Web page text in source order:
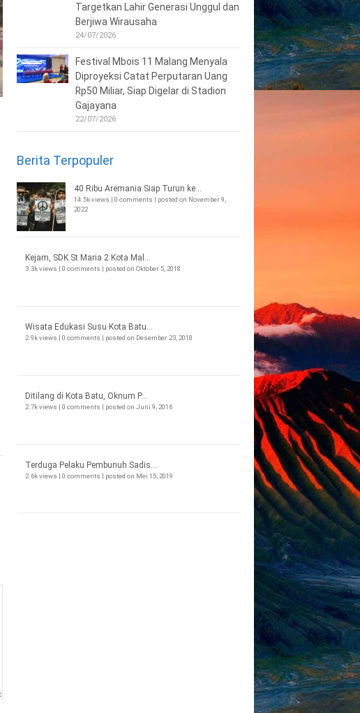
Targetkan Lahir Generasi Unggul dan
Berjiwa Wirausaha
24/07/2026
Festival Mbois 11 Malang Menyala
Diproyeksi Catat Perputaran Uang
Rp50 Miliar, Siap Digelar di Stadion
Gajayana
22/07/2026
Berita Terpopuler
40 Ribu Aremania Siap Turun ke...
14.5k views | 0 comments | posted on November 9,
2022
Kejam, SDK St Maria 2 Kota Mal...
3.3k views | 0 comments | posted on Oktober 5, 2018
Wisata Edukasi Susu Kota Batu...
2.9k views | 0 comments | posted on Desember 23, 2018
Ditilang di Kota Batu, Oknum P...
2.7k views | 0 comments | posted on Juni 9, 2016
Terduga Pelaku Pembunuh Sadis...
2.6k views | 0 comments | posted on Mei 15, 2019